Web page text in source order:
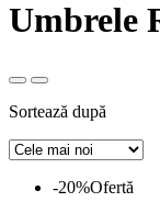
Umbrele
Sortează după
-20%Ofertă